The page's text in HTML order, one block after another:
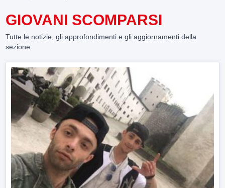
GIOVANI SCOMPARSI
Tutte le notizie, gli approfondimenti e gli aggiornamenti della
sezione.